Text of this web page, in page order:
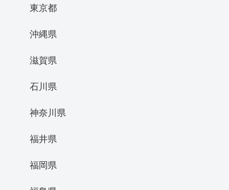
東京都
沖縄県
滋賀県
石川県
神奈川県
福井県
福岡県